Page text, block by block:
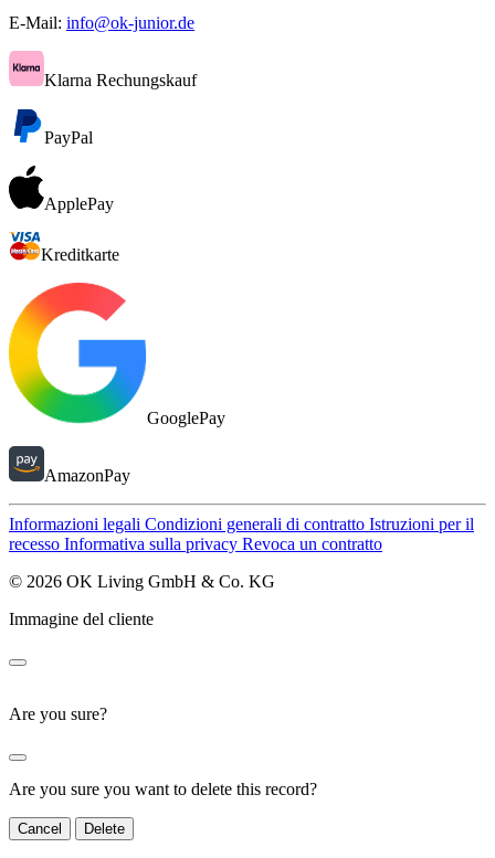
E-Mail: info@ok-junior.de
Klarna Rechungskauf
PayPal
ApplePay
Kreditkarte
GooglePay
AmazonPay
Informazioni legali Condizioni generali di contratto Istruzioni per il
recesso Informativa sulla privacy Revoca un contratto
© 2026 OK Living GmbH & Co. KG
Immagine del cliente
Are you sure?
Are you sure you want to delete this record?
Cancel Delete